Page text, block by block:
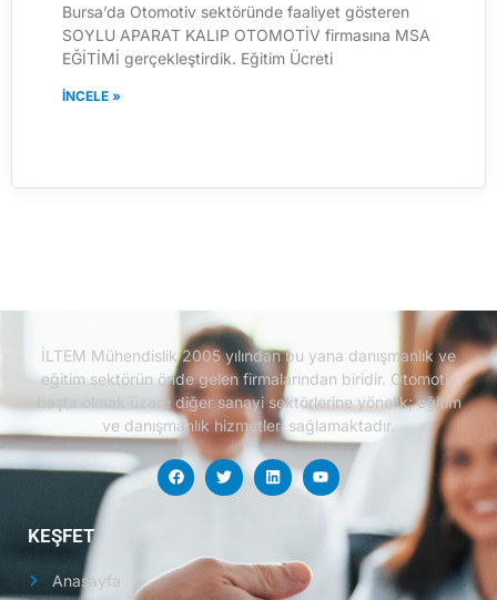
Bursa’da Otomotiv sektöründe faaliyet gösteren
SOYLU APARAT KALIP OTOMOTİV firmasına MSA
EĞİTİMİ gerçekleştirdik. Eğitim Ücreti
İNCELE »
İLTEM Mühendislik 2005 yılından bu yana danışmanlık ve
eğitim sektörün önde gelen firmalarından biridir. Otomotiv
başta olmak üzere diğer sanayi sektörlerine yönelik; eğitim
ve danışmanlık hizmetleri sağlamaktadır.
KEŞFET
Anasayfa